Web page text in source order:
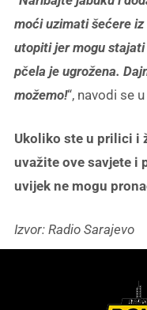
moći uzimati šećere
utopiti jer mogu
pčela je ugrožena.
možemo!“, navodi se
Ukoliko ste u prilici i
uvažite ove savjete i
uvijek ne mogu
Izvor: Radio Sarajevo